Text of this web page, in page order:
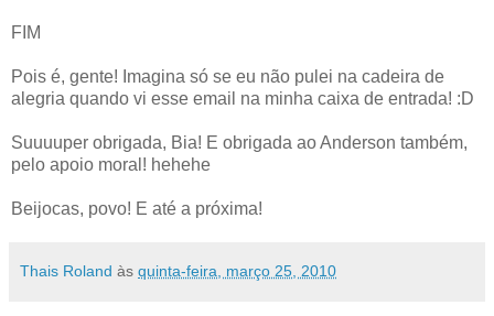
FIM
Pois é, gente! Imagina só se eu não pulei na cadeira de
alegria quando vi esse email na minha caixa de entrada! :D
Suuuuper obrigada, Bia! E obrigada ao Anderson também,
pelo apoio moral! hehehe
Beijocas, povo! E até a próxima!
Thais Roland às quinta-feira, março 25, 2010